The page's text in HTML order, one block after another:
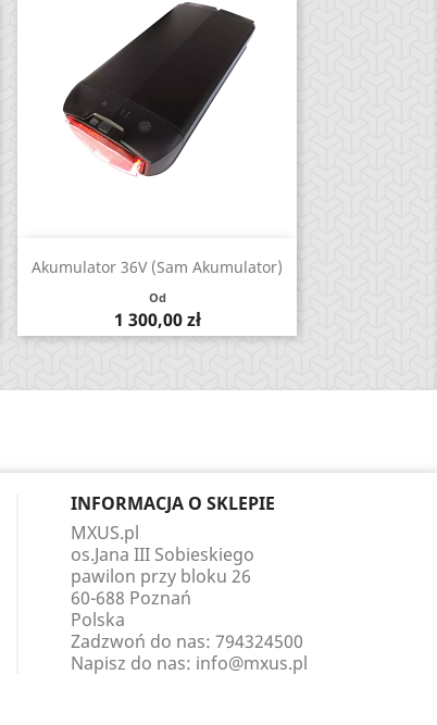
Akumulator 36V (sam Akumulator)
Od
Cena
1 300,00 zł
Zobacz
INFORMACJA O SKLEPIE
MXUS.pl
os.Jana III Sobieskiego
pawilon przy bloku 26
60-688 Poznań
Polska
Zadzwoń do nas: 794324500
Napisz do nas: info@mxus.pl